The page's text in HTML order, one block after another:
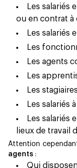
Les salariés
ou en contrat à
Les salariés
Les
Les agents
Les
Les
Les salariés
Les salariés
lieux de travail
Attention
agents :
Qui